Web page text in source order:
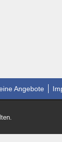
Angebote